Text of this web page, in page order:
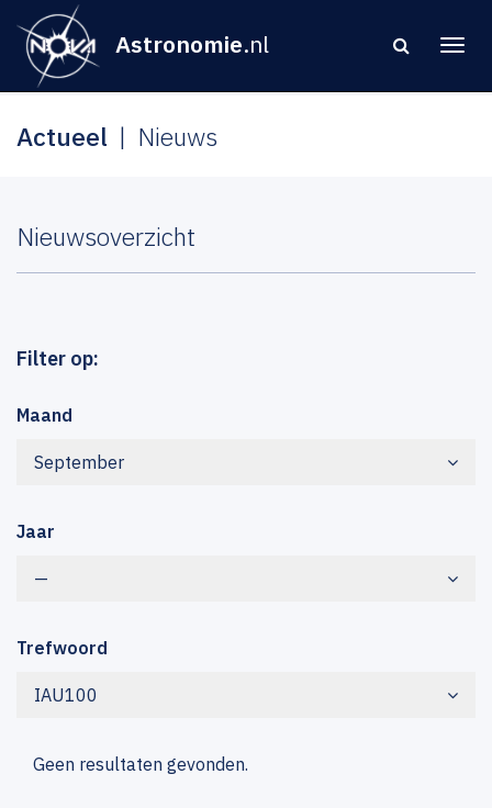
Astronomie.nl
Actueel Nieuws
Nieuwsoverzicht
Filter op:
Maand
September
Jaar
—
Trefwoord
IAU100
Geen resultaten gevonden.